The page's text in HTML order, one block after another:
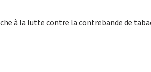
à la lutte contre la contrebande de